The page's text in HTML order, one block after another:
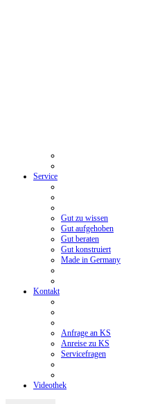
Service
Gut zu wissen
Gut aufgehoben
Gut beraten
Gut konstruiert
Made in Germany
Kontakt
Anfrage an KS
Anreise zu KS
Servicefragen
Videothek